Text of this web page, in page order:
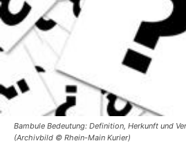
Bambule Bedeutung: Definition, Herkunft und
(Archivbild © Rhein-Main Kurier)